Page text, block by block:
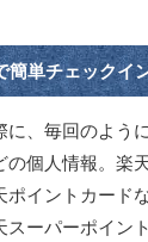
簡単チェックイ
に、毎回のよう
の個人情報。楽
ポイントカード
ーパーポイン